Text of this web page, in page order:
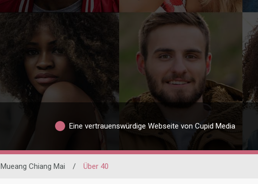
Eine vertrauenswürdige Webseite von Cupid Media
Mueang Chiang Mai / Über 40